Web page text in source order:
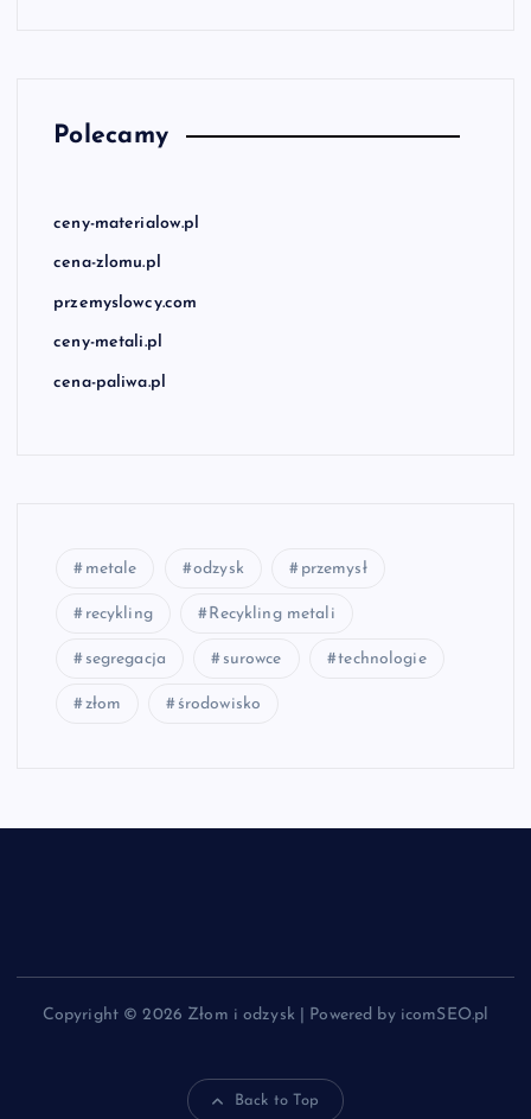
Polecamy
ceny-materialow.pl
cena-zlomu.pl
przemyslowcy.com
ceny-metali.pl
cena-paliwa.pl
metale odzysk przemysł
recykling Recykling metali
segregacja surowce technologie
złom środowisko
Copyright © 2026 Złom i odzysk | Powered by icomSEO.pl
Back to Top